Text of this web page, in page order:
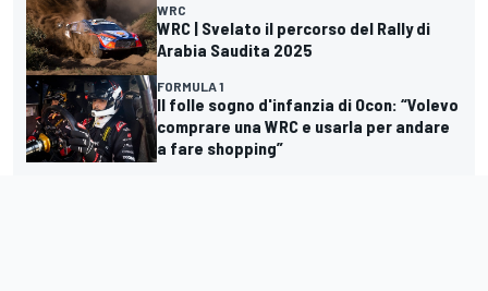
WRC
WRC | Svelato il percorso del Rally di
Arabia Saudita 2025
FORMULA 1
Il folle sogno d'infanzia di Ocon: “Volevo
comprare una WRC e usarla per andare
a fare shopping”